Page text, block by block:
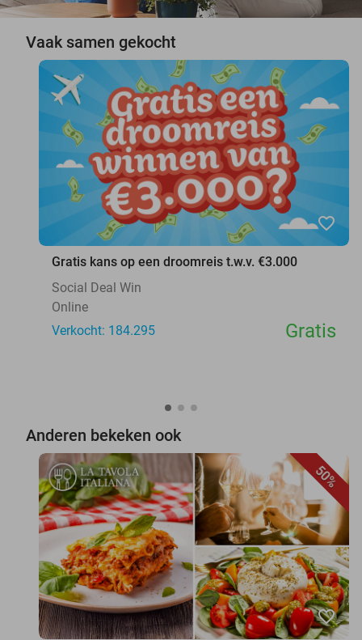
Vaak samen gekocht
favorite_border
Gratis kans op een droomreis t.w.v. €3.000
Social Deal Win
Online
Verkocht: 184.295
Gratis
Anderen bekeken ook
50%
favorite_border